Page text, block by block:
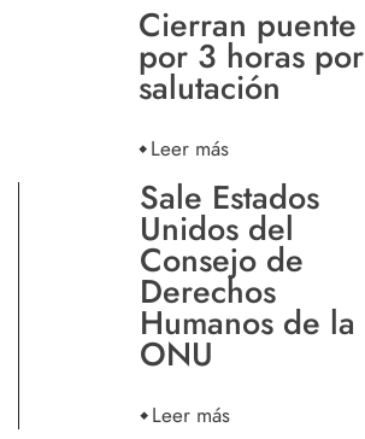
Cierran puente
por 3 horas por
salutación
Leer más
Sale Estados
Unidos del
Consejo de
Derechos
Humanos de la
ONU
Leer más